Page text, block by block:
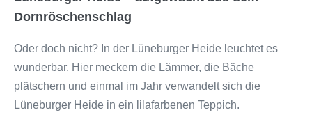
Dornröschenschlag
Oder doch nicht? In der Lüneburger Heide leuchtet es
wunderbar. Hier meckern die Lämmer, die Bäche
plätschern und einmal im Jahr verwandelt sich die
Lüneburger Heide in ein lilafarbenen Teppich.